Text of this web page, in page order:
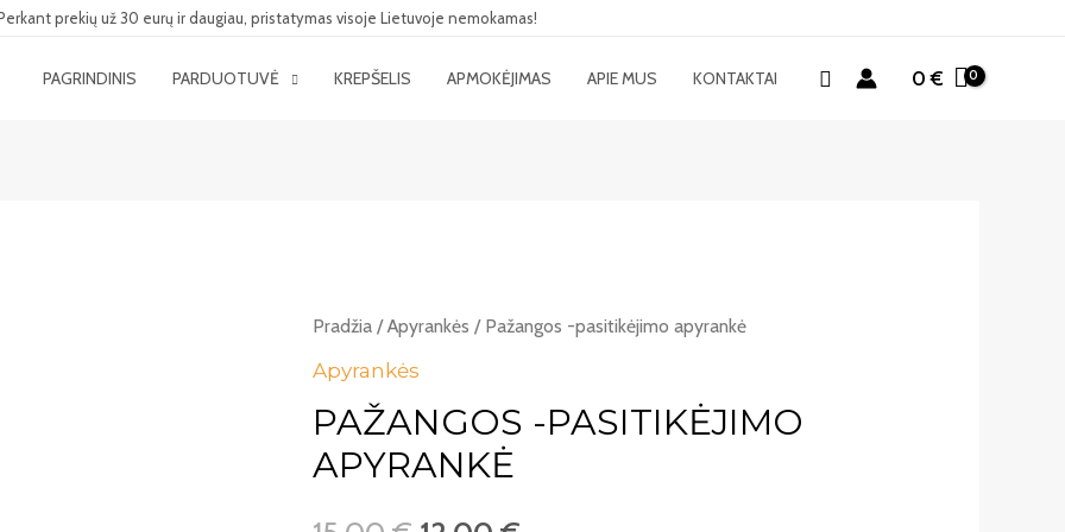
prekių už 30 eurų ir daugiau, pristatymas visoje Lietuvoje nemokamas!
PAGRINDINIS PARDUOTUVĖ KREPŠELIS APMOKĖJIMAS APIE MUS KONTAKTAI Paieška 0 €
Pradžia/Apyrankės / Pažangos -pasitikėjimo apyrankė
Apyrankės
PAŽANGOS -PASITIKĖJIMO
APYRANKĖ